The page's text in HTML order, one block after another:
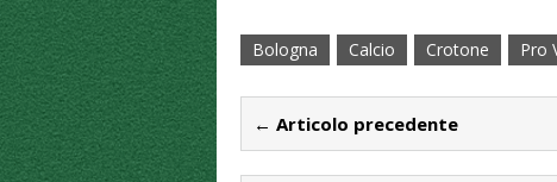
Bologna Calcio Crotone Pro
← Articolo precedente